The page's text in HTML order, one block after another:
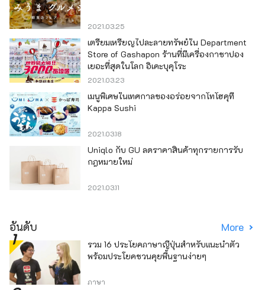
2021.03.25
เตรียมเหรียญไปละลายทรัพย์ใน Department
Store of Gashapon ร้านที่มีเครื่องกาชาปอง
เยอะที่สุดในโลก อิเคะบุคุโระ
2021.03.23
เมนูพิเศษในเทศกาลของอร่อยจากโทโฮคุที่
Kappa Sushi
2021.03.18
Uniqlo กับ GU ลดราคาสินค้าทุกรายการรับ
กฎหมายใหม่
2021.03.11
อันดับ More
รวม 16 ประโยคภาษาญี่ปุ่นสำหรับแนะนำตัว
พร้อมประโยคชวนคุยพื้นฐานง่ายๆ
ภาษา